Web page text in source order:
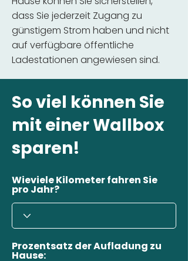
dass Sie jederzeit Zugang zu
günstigem Strom haben und nicht
auf verfügbare öffentliche
Ladestationen angewiesen sind.
So viel können Sie
mit einer Wallbox
sparen!
Wieviele Kilometer fahren Sie
pro Jahr?
Prozentsatz der Aufladung zu
Hause: